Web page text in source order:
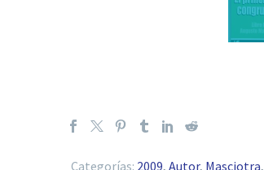
Categorías: 2009, Autor, Masciotra,